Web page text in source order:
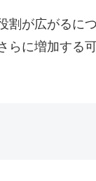
割が広がるに
らに増加する